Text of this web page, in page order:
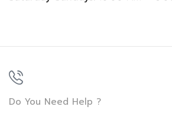
Do You Need Help ?